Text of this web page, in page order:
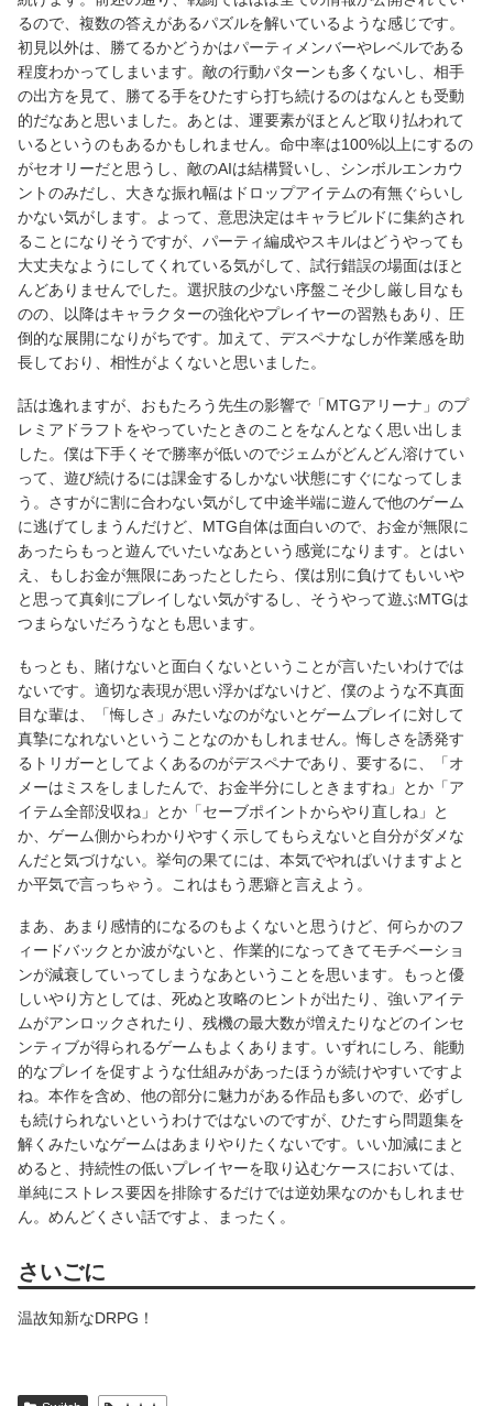
るので、複数の答えがあるパズルを解いているような感じです。
初見以外は、勝てるかどうかはパーティメンバーやレベルである
程度わかってしまいます。敵の行動パターンも多くないし、相手
の出方を見て、勝てる手をひたすら打ち続けるのはなんとも受動
的だなあと思いました。あとは、運要素がほとんど取り払われて
いるというのもあるかもしれません。命中率は100%以上にするの
がセオリーだと思うし、敵のAIは結構賢いし、シンボルエンカウ
ントのみだし、大きな振れ幅はドロップアイテムの有無ぐらいし
かない気がします。よって、意思決定はキャラビルドに集約され
ることになりそうですが、パーティ編成やスキルはどうやっても
大丈夫なようにしてくれている気がして、試行錯誤の場面はほと
んどありませんでした。選択肢の少ない序盤こそ少し厳し目なも
のの、以降はキャラクターの強化やプレイヤーの習熟もあり、圧
倒的な展開になりがちです。加えて、デスペナなしが作業感を助
長しており、相性がよくないと思いました。
話は逸れますが、おもたろう先生の影響で「MTGアリーナ」のプ
レミアドラフトをやっていたときのことをなんとなく思い出しま
した。僕は下手くそで勝率が低いのでジェムがどんどん溶けてい
って、遊び続けるには課金するしかない状態にすぐになってしま
う。さすがに割に合わない気がして中途半端に遊んで他のゲーム
に逃げてしまうんだけど、MTG自体は面白いので、お金が無限に
あったらもっと遊んでいたいなあという感覚になります。とはい
え、もしお金が無限にあったとしたら、僕は別に負けてもいいや
と思って真剣にプレイしない気がするし、そうやって遊ぶMTGは
つまらないだろうなとも思います。
もっとも、賭けないと面白くないということが言いたいわけでは
ないです。適切な表現が思い浮かばないけど、僕のような不真面
目な輩は、「悔しさ」みたいなのがないとゲームプレイに対して
真摯になれないということなのかもしれません。悔しさを誘発す
るトリガーとしてよくあるのがデスペナであり、要するに、「オ
メーはミスをしましたんで、お金半分にしときますね」とか「ア
イテム全部没収ね」とか「セーブポイントからやり直しね」と
か、ゲーム側からわかりやすく示してもらえないと自分がダメな
んだと気づけない。挙句の果てには、本気でやればいけますよと
か平気で言っちゃう。これはもう悪癖と言えよう。
まあ、あまり感情的になるのもよくないと思うけど、何らかのフ
ィードバックとか波がないと、作業的になってきてモチベーショ
ンが減衰していってしまうなあということを思います。もっと優
しいやり方としては、死ぬと攻略のヒントが出たり、強いアイテ
ムがアンロックされたり、残機の最大数が増えたりなどのインセ
ンティブが得られるゲームもよくあります。いずれにしろ、能動
的なプレイを促すような仕組みがあったほうが続けやすいですよ
ね。本作を含め、他の部分に魅力がある作品も多いので、必ずし
も続けられないというわけではないのですが、ひたすら問題集を
解くみたいなゲームはあまりやりたくないです。いい加減にまと
めると、持続性の低いプレイヤーを取り込むケースにおいては、
単純にストレス要因を排除するだけでは逆効果なのかもしれませ
ん。めんどくさい話ですよ、まったく。
さいごに
温故知新なDRPG！